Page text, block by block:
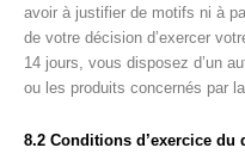
avoir à justifier de motifs ni à
de votre décision d’exercer
14 jours, vous disposez d’un
ou les produits concernés par
8.2 Conditions d’exercice du